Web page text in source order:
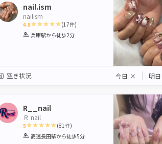
nail.ism
nailism
4.8
1 2 3 4 5
(17件)
兵庫駅から徒歩2分
空き状況 今日 × 明日
R__nail
Ｒ nail
5
1 2 3 4 5
(81 件)
高速長田駅から徒歩5分